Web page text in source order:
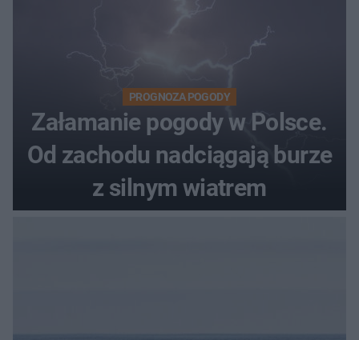
PROGNOZA POGODY
Załamanie pogody w Polsce.
Od zachodu nadciągają burze
z silnym wiatrem